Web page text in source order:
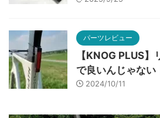
パーツレビュー
【KNOG PLUS
で良いんじゃない
2024/10/11